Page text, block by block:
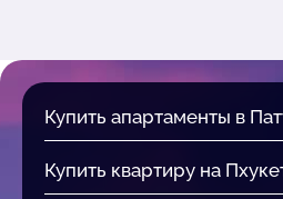
Купить апартаменты в
Купить квартиру на